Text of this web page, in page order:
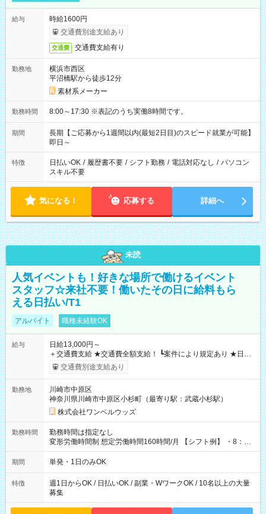
給与
時給1600円
交通費別途支給あり
交通費 交通費支給有り
勤務地
横浜市西区
平沼橋駅から徒歩12分
素材系メーカー
勤務時間 8:00～17:30 ※表記のうち実働8時間です。
期間
長期【ご応募から1週間以内(最短2日目)のスピード就業が可能】
即日～
特徴 日払いOK / 履歴書不要 / シフト勤務 / 電話対応なし / パソコン
スキル不要
気になる！ 応募する 詳細へ
未読
人気イベントも！好きな場所で働けるイベント
スタッフ☆来社不要！働いたその日に給料もら
える日払い/T1
アルバイト 職種未経験OK
給与
日給13,000円～
＋交通費支給 ★交通費全額支給！ ┗案件により規定あり ★日払
いOK！（規定あり） ┗働いたその日に現金GET♪ お仕事後はコ
ンビニATMから 日払い分を引き落とせます！ 【試用期間】試
交通費別途支給あり
勤務地
川崎市中原区
神奈川県川崎市中原区小杉町（最寄り駅：武蔵小杉駅）
株式会社ワンベルウッズ
勤務時間
勤務時間は指定なし
変形労働時間制 想定労働時間160時間/月 【シフト例】 ・8：00
～21：00
期間 単発・1日のみOK
特徴
週1日からOK / 日払いOK / 副業・WワークOK / 10名以上の大量
募集